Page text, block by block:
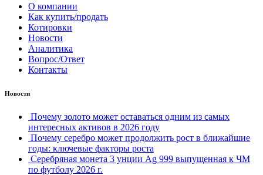
О компании
Как купить/продать
Котировки
Новости
Аналитика
Вопрос/Ответ
Контакты
Новости
Почему золото может оставаться одним из самых
интересных активов в 2026 году
Почему серебро может продолжить рост в ближайшие
годы: ключевые факторы роста
Серебряная монета 3 унции Ag 999 выпущенная к ЧМ
по футболу 2026 г.